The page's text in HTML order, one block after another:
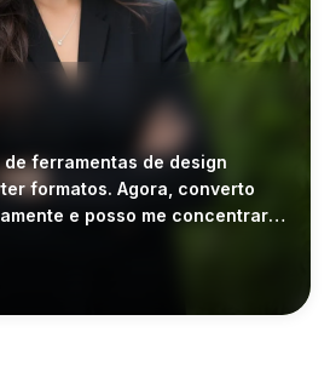
ferramentas de design
formatos. Agora, converto
e posso me concentrar